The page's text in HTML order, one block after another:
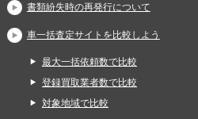
書類紛失時の再発行について
車一括査定サイトを比較しよう
最大一括依頼数で比較
登録買取業者数で比較
対象地域で比較